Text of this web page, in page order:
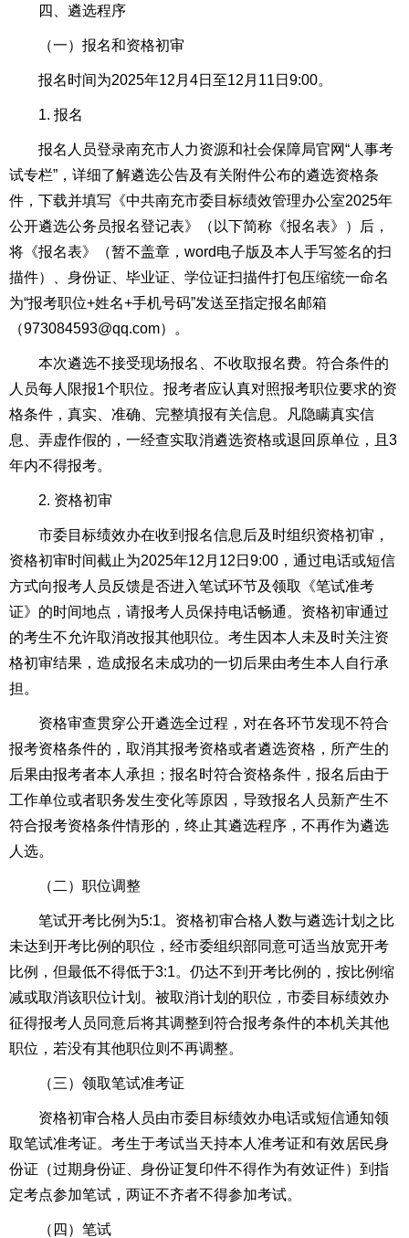
四、遴选程序
（一）报名和资格初审
报名时间为2025年12月4日至12月11日9:00。
1. 报名
报名人员登录南充市人力资源和社会保障局官网“人事考
试专栏”，详细了解遴选公告及有关附件公布的遴选资格条
件，下载并填写《中共南充市委目标绩效管理办公室2025年
公开遴选公务员报名登记表》（以下简称《报名表》）后，
将《报名表》（暂不盖章，word电子版及本人手写签名的扫
描件）、身份证、毕业证、学位证扫描件打包压缩统一命名
为“报考职位+姓名+手机号码”发送至指定报名邮箱
（973084593@qq.com）。
本次遴选不接受现场报名、不收取报名费。符合条件的
人员每人限报1个职位。报考者应认真对照报考职位要求的资
格条件，真实、准确、完整填报有关信息。凡隐瞒真实信
息、弄虚作假的，一经查实取消遴选资格或退回原单位，且3
年内不得报考。
2. 资格初审
市委目标绩效办在收到报名信息后及时组织资格初审，
资格初审时间截止为2025年12月12日9:00，通过电话或短信
方式向报考人员反馈是否进入笔试环节及领取《笔试准考
证》的时间地点，请报考人员保持电话畅通。资格初审通过
的考生不允许取消改报其他职位。考生因本人未及时关注资
格初审结果，造成报名未成功的一切后果由考生本人自行承
担。
资格审查贯穿公开遴选全过程，对在各环节发现不符合
报考资格条件的，取消其报考资格或者遴选资格，所产生的
后果由报考者本人承担；报名时符合资格条件，报名后由于
工作单位或者职务发生变化等原因，导致报名人员新产生不
符合报考资格条件情形的，终止其遴选程序，不再作为遴选
人选。
（二）职位调整
笔试开考比例为5:1。资格初审合格人数与遴选计划之比
未达到开考比例的职位，经市委组织部同意可适当放宽开考
比例，但最低不得低于3:1。仍达不到开考比例的，按比例缩
减或取消该职位计划。被取消计划的职位，市委目标绩效办
征得报考人员同意后将其调整到符合报考条件的本机关其他
职位，若没有其他职位则不再调整。
（三）领取笔试准考证
资格初审合格人员由市委目标绩效办电话或短信通知领
取笔试准考证。考生于考试当天持本人准考证和有效居民身
份证（过期身份证、身份证复印件不得作为有效证件）到指
定考点参加笔试，两证不齐者不得参加考试。
（四）笔试